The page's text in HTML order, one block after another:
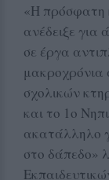
«Η πρόσφατη
ανέδειξε για
σε έργα
μακροχρόνια
σχολικών
και το 1ο
ακατάλληλο
στο δάπεδο»